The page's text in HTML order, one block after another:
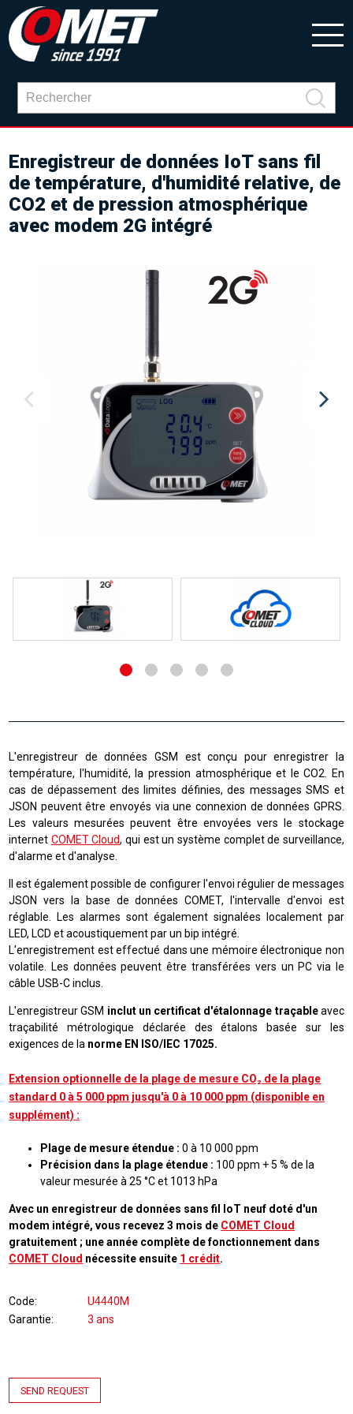
Enregistreur de données IoT sans fil
de température, d'humidité relative, de
CO2 et de pression atmosphérique
avec modem 2G intégré
L'enregistreur de données GSM est conçu pour enregistrer la
température, l'humidité, la pression atmosphérique et le CO2. En
cas de dépassement des limites définies, des messages SMS et
JSON peuvent être envoyés via une connexion de données GPRS.
Les valeurs mesurées peuvent être envoyées vers le stockage
internet COMET Cloud, qui est un système complet de surveillance,
d'alarme et d'analyse
Il est également possible de configurer l'envoi régulier de messages
JSON vers la base de données COMET, l'intervalle d'envoi est
réglable. Les alarmes sont également signalées localement par
LED, LCD et acoustiquement par un bip intégré.
L'enregistrement est effectué dans une mémoire électronique non
volatile. Les données peuvent être transférées vers un PC via le
câble USB-C inclus.
L'enregistreur GSM inclut un certificat d'étalonnage traçableavec
traçabilité métrologique déclarée des étalons basée sur les
exigences de la norme EN ISO/IEC 17025.
Extension optionnelle de la plage de mesure CO₂ de la plage
standard 0 à 5 000 ppm jusqu'à 0 à 10 000 ppm (disponible en
supplément) :
Plage de mesure étendue : 0 à 10 000 ppm
Précision dans la plage étendue : 100 ppm + 5 % de la
valeur mesurée à 25 °C et 1013 hPa
Avec un enregistreur de données sans fil IoT neuf doté d'un
modem intégré, vous recevez 3 mois de COMET Cloud
gratuitement ; une année complète de fonctionnement dans
COMET Cloud nécessite ensuite 1 crédit.
Code
U4440M
Garantie
3 ans
SEND REQUEST